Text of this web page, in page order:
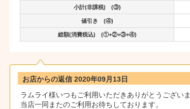
小計(非課税) (③)
値引き (④)
総額(消費税込) (①+②+③+④)
お店からの返信 2020年09月13日
ラムライ様いつもご利用いただきありがとうござい
当店一同またのご利用お待ちしております。